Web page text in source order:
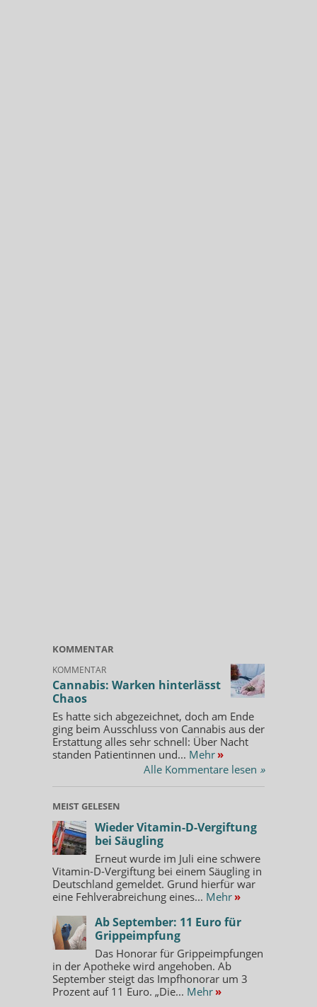
KOMMENTAR
KOMMENTAR
Cannabis: Warken hinterlässt
Chaos
Es hatte sich abgezeichnet, doch am Ende
ging beim Ausschluss von Cannabis aus der
Erstattung alles sehr schnell: Über Nacht
standen Patientinnen und... Mehr »
Alle Kommentare lesen »
MEIST GELESEN
Wieder Vitamin-D-Vergiftung
bei Säugling
Erneut wurde im Juli eine schwere
Vitamin-D-Vergiftung bei einem Säugling in
Deutschland gemeldet. Grund hierfür war
eine Fehlverabreichung eines... Mehr »
Ab September: 11 Euro für
Grippeimpfung
Das Honorar für Grippeimpfungen
in der Apotheke wird angehoben. Ab
September steigt das Impfhonorar um 3
Prozent auf 11 Euro. „Die... Mehr »